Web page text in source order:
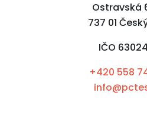
Ostravská
737 01
IČO
+420 558